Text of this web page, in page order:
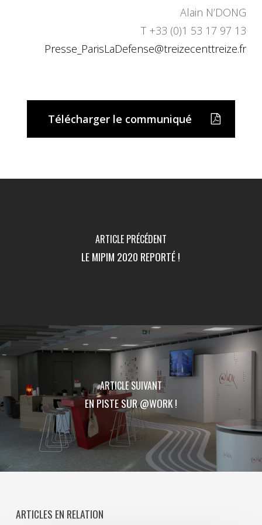
Alain N’DONG
T +33 (0)1 53 17 97 13
Presse_ParisLaDefense@treizecenttreize.fr
Télécharger le communiqué
ARTICLE PRÉCÉDENT
LE MIPIM 2020 REPORTÉ !
ARTICLE SUIVANT
EN PISTE SUR @WORK !
ARTICLES EN RELATION